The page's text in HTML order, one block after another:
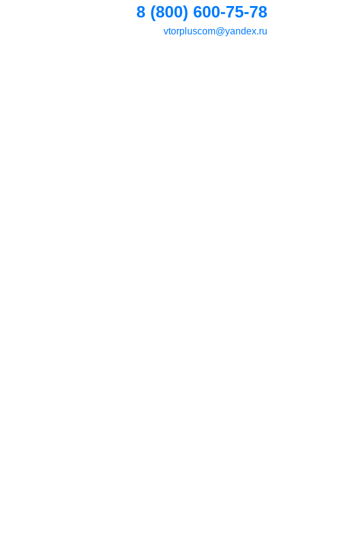
8 (800) 600-75-78
vtorpluscom@yandex.ru